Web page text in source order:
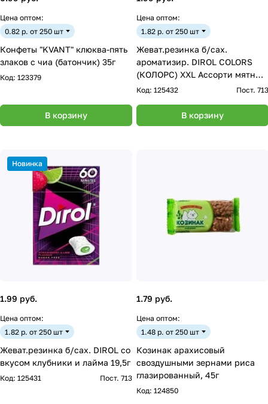
Цена оптом:
0.82 р. от 250 шт
Конфеты "KVANT" клюква-пять
злаков с чиа (батончик) 35г
Код: 123379
В корзину
Цена оптом:
1.82 р. от 250 шт
Жеват.резинка б/сах.
ароматизир. DIROL COLORS
(КОЛОРС) XXL Ассорти мятных
вкусов 19г
Код: 125432 Пост. 713
В корзину
Новинка
1.99 руб.
Цена оптом:
1.82 р. от 250 шт
Жеват.резинка б/сах. DIROL со
вкусом клубники и лайма 19,5г
Код: 125431 Пост. 713
1.79 руб.
Цена оптом:
1.48 р. от 250 шт
Козинак арахисовый
своздушными зернами риса
глазированный, 45г
Код: 124850